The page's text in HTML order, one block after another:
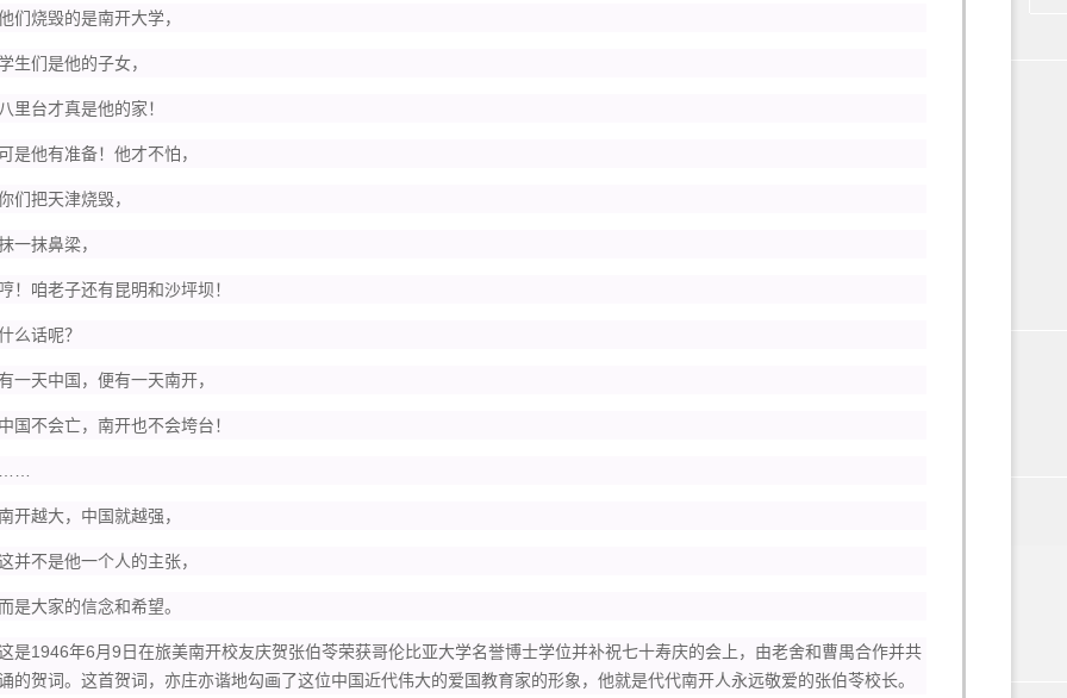
烧毁的是南开大学，
们是他的子女，
台才真是他的家！
他有准备！他才不怕，
把天津烧毁，
抹鼻梁，
咱老子还有昆明和沙坪坝！
话呢？
天中国，便有一天南开，
不会亡，南开也不会垮台！
越大，中国就越强，
不是他一个人的主张，
大家的信念和希望。
1946年6月9日在旅美南开校友庆贺张伯苓荣获哥伦比亚大学名誉博士学位并补祝七十寿庆的会上，由老舍和曹禺合作并共
的贺词。这首贺词，亦庄亦谐地勾画了这位中国近代伟大的爱国教育家的形象，他就是代代南开人永远敬爱的张伯苓校长。